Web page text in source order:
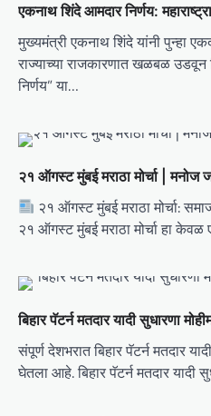
i
g
a
i
o
n
एकनाथ शिंदे आमदार निर्णय:
मुख्यमंत्री एकनाथ शिंदे यांनी पुन्हा
राज्याच्या राजकारणात खळबळ
निर्णय” या…
२१ ऑगस्ट मुंबई मराठा मोर्चा | मनोज
२१ ऑगस्ट मुंबई मराठा मोर्चा:
२१ ऑगस्ट मुंबई मराठा मोर्चा हा केवळ
बिहार पॅटर्न मतदार यादी सुधारणा
संपूर्ण देशभरात बिहार पॅटर्न मतदार
घेतला आहे. बिहार पॅटर्न मतदार यादी